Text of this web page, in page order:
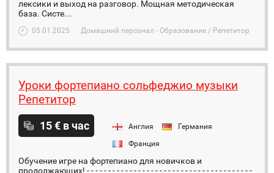
лексики и выход на разговор. Мощная методическая
база. Систе...
05.01.2025 Домашний персонал - Образование / Репетитор
Уроки фортепиано сольфеджио музыки
Репетитор
15 € в час Англия
Германия
Франция
Обучение игре на фортепиано для новичков и
продолжающих! - - - - - - - - - - - - - - - - - - - - - - - - - - - - - - - - - - - - - - -